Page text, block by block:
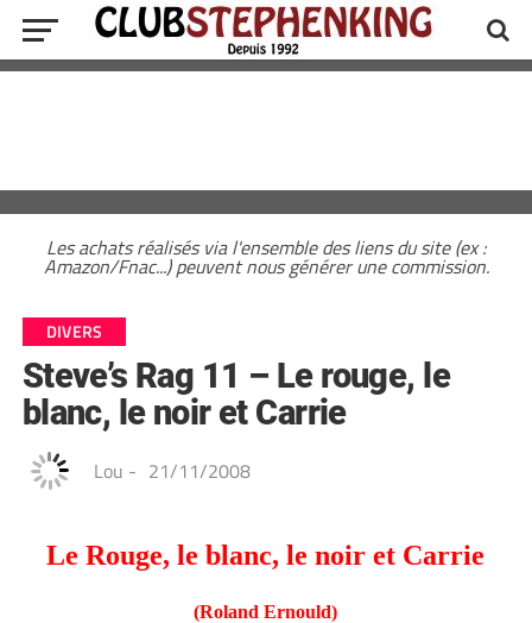
Les achats réalisés via l'ensemble des liens du site (ex :
Amazon/Fnac...) peuvent nous générer une commission.
DIVERS
Steve’s Rag 11 – Le rouge, le
blanc, le noir et Carrie
Lou - 21/11/2008
Le Rouge, le blanc, le noir et Carrie
(Roland Ernould)